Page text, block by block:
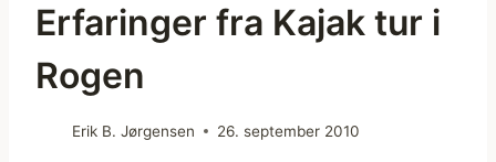
Erfaringer fra Kajak tur i
Rogen
Erik B. Jørgensen 26. september 2010